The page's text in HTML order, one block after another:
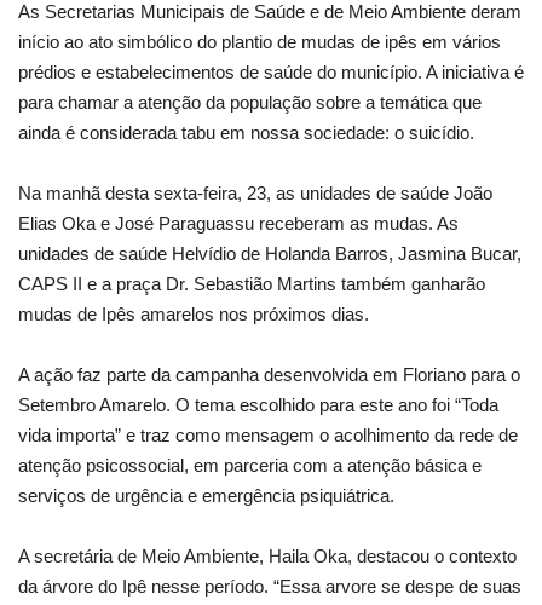
As Secretarias Municipais de Saúde e de Meio Ambiente deram
início ao ato simbólico do plantio de mudas de ipês em vários
prédios e estabelecimentos de saúde do município. A iniciativa é
para chamar a atenção da população sobre a temática que
ainda é considerada tabu em nossa sociedade: o suicídio.
Na manhã desta sexta-feira, 23, as unidades de saúde João
Elias Oka e José Paraguassu receberam as mudas. As
unidades de saúde Helvídio de Holanda Barros, Jasmina Bucar,
CAPS II e a praça Dr. Sebastião Martins também ganharão
mudas de Ipês amarelos nos próximos dias.
A ação faz parte da campanha desenvolvida em Floriano para o
Setembro Amarelo. O tema escolhido para este ano foi “Toda
vida importa” e traz como mensagem o acolhimento da rede de
atenção psicossocial, em parceria com a atenção básica e
serviços de urgência e emergência psiquiátrica.
A secretária de Meio Ambiente, Haila Oka, destacou o contexto
da árvore do Ipê nesse período. “Essa arvore se despe de suas